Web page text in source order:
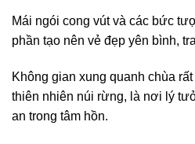
Mái ngói cong vút và các bức
phần tạo nên vẻ đẹp yên bình,
Không gian xung quanh chùa
thiên nhiên núi rừng, là nơi lý
an trong tâm hồn.